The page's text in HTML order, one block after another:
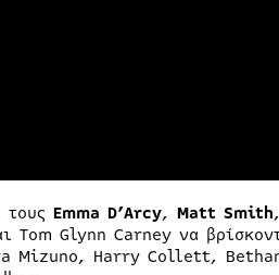
Emma D’Arcy, Matt Smith,
Glynn Carney να
Mizuno, Harry Collett,